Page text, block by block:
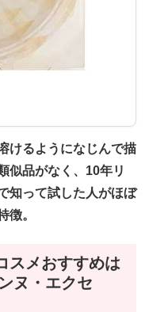
けるようになじんで描
似品がなく、10年リ
知って試した人がほぼ
徴。
スメおすすめは
ヌ・エクセ